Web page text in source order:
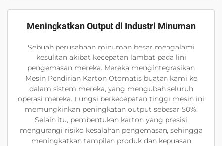
Meningkatkan Output di Industri Minuman
Sebuah perusahaan minuman besar mengalami
kesulitan akibat kecepatan lambat pada lini
pengemasan mereka. Mereka mengintegrasikan
Mesin Pendirian Karton Otomatis buatan kami ke
dalam sistem mereka, yang mengubah seluruh
operasi mereka. Fungsi berkecepatan tinggi mesin ini
memungkinkan peningkatan output sebesar 50%.
Selain itu, pembentukan karton yang presisi
mengurangi risiko kesalahan pengemasan, sehingga
meningkatkan tampilan produk dan kepuasan